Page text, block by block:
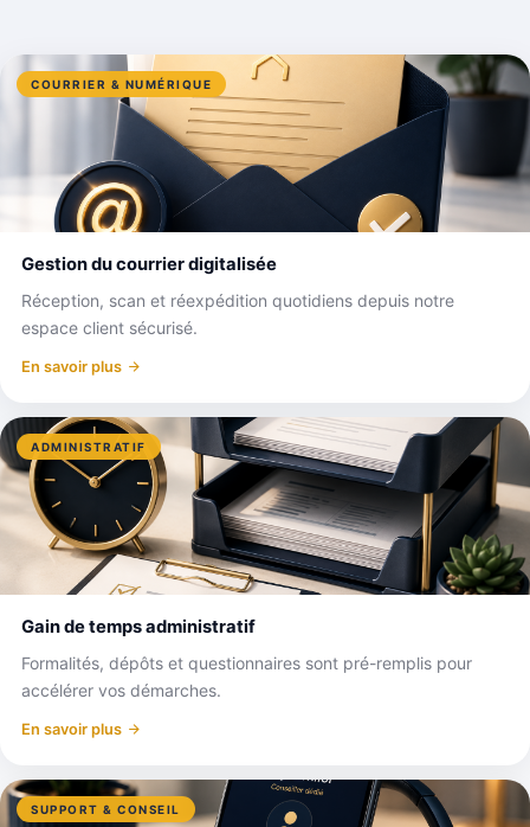
COURRIER & NUMÉRIQUE
Gestion du courrier digitalisée
Réception, scan et réexpédition quotidiens depuis notre
espace client sécurisé.
En savoir plus
ADMINISTRATIF
Gain de temps administratif
Formalités, dépôts et questionnaires sont pré-remplis pour
accélérer vos démarches.
En savoir plus
SUPPORT & CONSEIL